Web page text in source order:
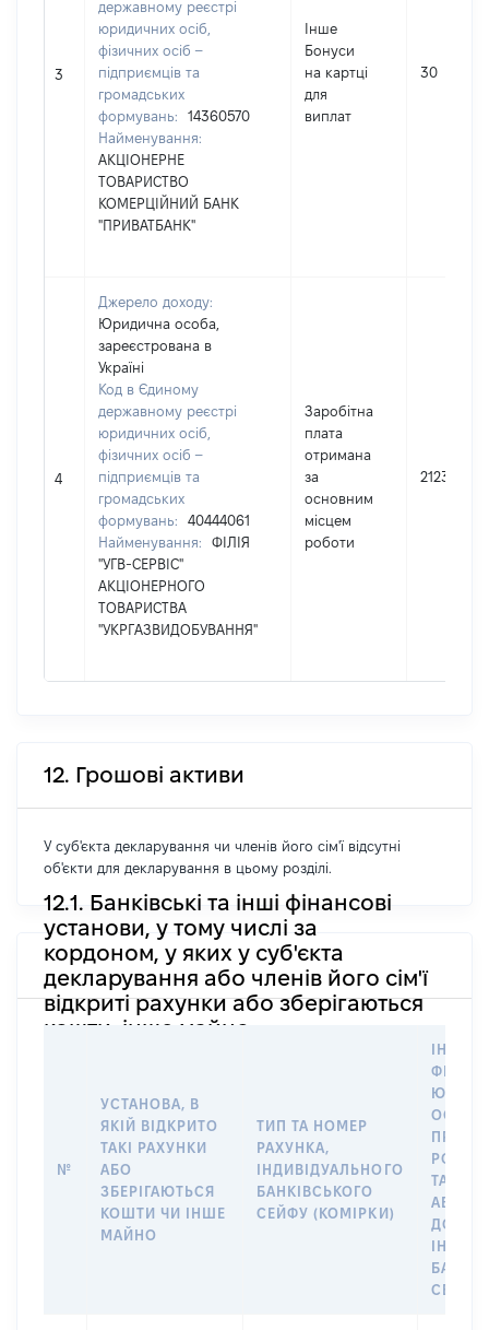
3
державному реєстрі
юридичних осіб,
фізичних осіб –
підприємців та
громадських
формувань:
14360570
Найменування:
АКЦІОНЕРНЕ
ТОВАРИСТВО
КОМЕРЦІЙНИЙ БАНК
"ПРИВАТБАНК"
Інше
Бонуси
на картці
для
виплат
30
4
Джерело доходу:
Юридична особа,
зареєстрована в
Україні
Код в Єдиному
державному реєстрі
юридичних осіб,
фізичних осіб –
підприємців та
громадських
формувань:
40444061
Найменування:
ФІЛІЯ
"УГВ-СЕРВІС"
АКЦІОНЕРНОГО
ТОВАРИСТВА
"УКРГАЗВИДОБУВАННЯ"
Заробітна
плата
отримана
за
основним
місцем
роботи
212384
12. Грошові активи
У суб'єкта декларування чи членів його сім'ї відсутні
об'єкти для декларування в цьому розділі.
12.1. Банківські та інші фінансові
установи, у тому числі за
кордоном, у яких у суб'єкта
декларування або членів його сім'ї
відкриті рахунки або зберігаються
кошти, інше майно
№
УСТАНОВА, В
ЯКІЙ ВІДКРИТО
ТАКІ РАХУНКИ
АБО
ЗБЕРІГАЮТЬСЯ
КОШТИ ЧИ ІНШЕ
МАЙНО
ТИП ТА НОМЕР
РАХУНКА,
ІНДИВІДУАЛЬНОГО
БАНКІВСЬКОГО
СЕЙФУ (КОМІРКИ)
ПРАВО
ТАКИМ
АБО
ДО
СЕЙФУ